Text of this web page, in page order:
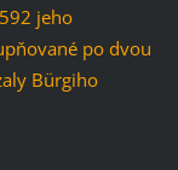
jeho
po dvou
Bürgiho